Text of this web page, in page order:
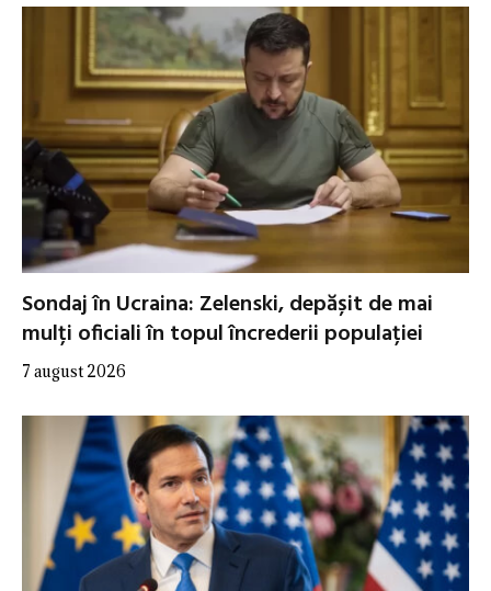
Sondaj în Ucraina: Zelenski, depășit de mai
mulți oficiali în topul încrederii populației
7 august 2026